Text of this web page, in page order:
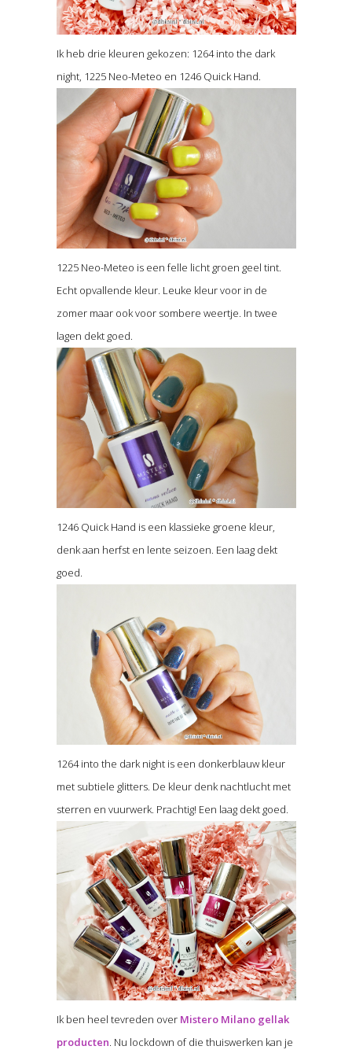
Ik heb drie kleuren gekozen: 1264 into the dark
night, 1225 Neo-Meteo en 1246 Quick Hand.
1225 Neo-Meteo is een felle licht groen geel tint.
Echt opvallende kleur. Leuke kleur voor in de
zomer maar ook voor sombere weertje. In twee
lagen dekt goed.
1246 Quick Hand is een klassieke groene kleur,
denk aan herfst en lente seizoen. Een laag dekt
goed.
1264 into the dark night is een donkerblauw kleur
met subtiele glitters. De kleur denk nachtlucht met
sterren en vuurwerk. Prachtig! Een laag dekt goed.
Ik ben heel tevreden over Mistero Milano gellak
producten. Nu lockdown of die thuiswerken kan je